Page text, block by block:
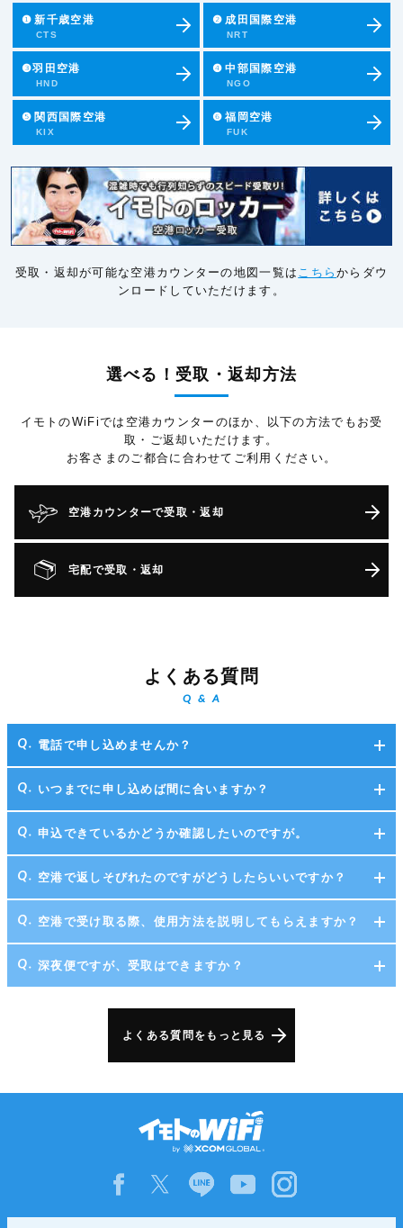
❶ 新千歳空港
CTS
❷ 成田国際空港
NRT
❸羽田空港
HND
❹ 中部国際空港
NGO
❺ 関西国際空港
KIX
❻ 福岡空港
FUK
受取・返却が可能な空港カウンターの地図一覧は こちらからダウ
ンロードしていただけます。
選べる！受取・返却方法
イモトのWiFiでは空港カウンターのほか、以下の方法でもお受
取・ご返却いただけます。
お客さまのご都合に合わせてご利用ください。
空港カウンターで受取・返却
宅配で受取・返却
よくある質問
Q & A
電話で申し込めませんか？
いつまでに申し込めば間に合いますか？
申込できているかどうか確認したいのですが。
空港で返しそびれたのですがどうしたらいいですか？
空港で受け取る際、使用方法を説明してもらえますか？
深夜便ですが、受取はできますか？
よくある質問をもっと見る